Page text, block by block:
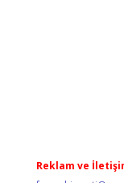
Reklam ve